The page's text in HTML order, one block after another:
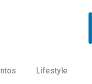
Lifestyle